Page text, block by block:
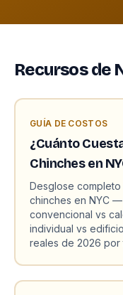
Recursos de
GUÍA DE COSTOS
¿Cuánto
Chinches en
Desglose
chinches en NYC
convencional vs
individual vs
reales de 2026